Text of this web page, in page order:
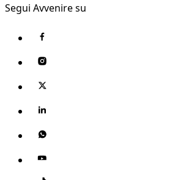
Segui Avvenire su